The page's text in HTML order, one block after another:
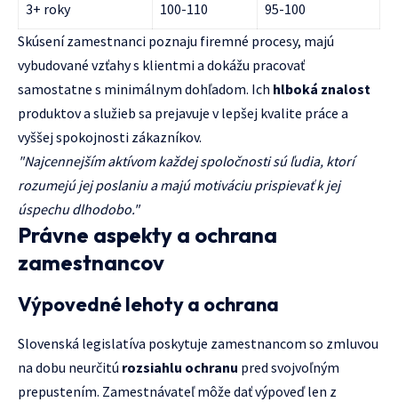
3+ roky 100-110
95-100
Skúsení zamestnanci poznaju firemné procesy, majú
vybudované vzťahy s klientmi a dokážu pracovať
samostatne s minimálnym dohľadom. Ich hlboká znalost
produktov a služieb sa prejavuje v lepšej kvalite práce a
vyššej spokojnosti zákazníkov.
"Najcennejším aktívom každej spoločnosti sú ľudia, ktorí
rozumejú jej poslaniu a majú motiváciu prispievať k jej
úspechu dlhodobo."
Právne aspekty a ochrana
zamestnancov
Výpovedné lehoty a ochrana
Slovenská legislatíva poskytuje zamestnancom so zmluvou
na dobu neurčitú rozsiahlu ochranu pred svojvoľným
prepustením. Zamestnávateľ môže dať výpoveď len z